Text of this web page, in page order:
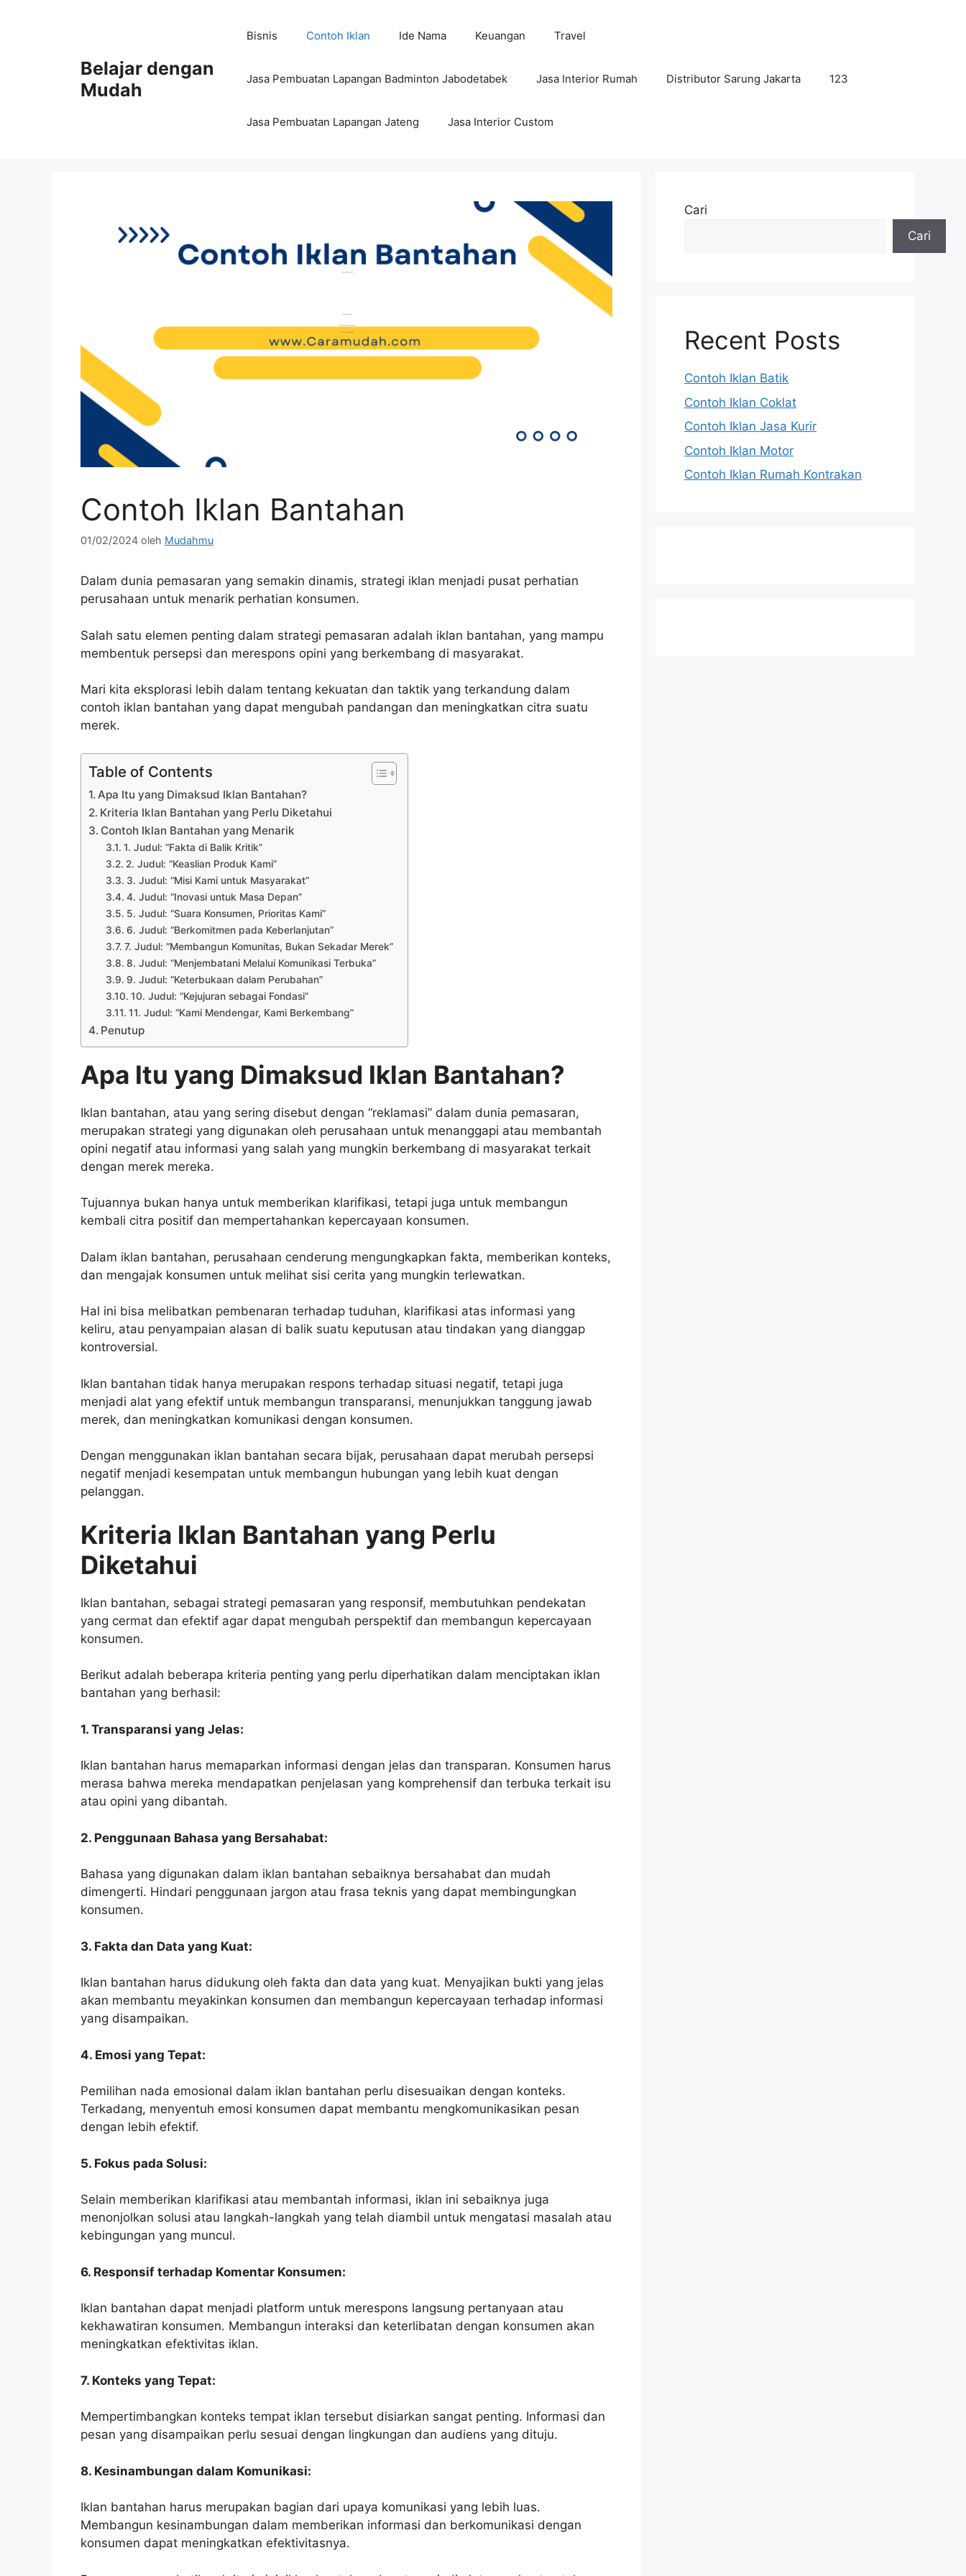
Belajar dengan
Mudah
Bisnis Contoh Iklan Ide Nama Keuangan Travel
Jasa Pembuatan Lapangan Badminton Jabodetabek Jasa Interior Rumah Distributor Sarung Jakarta 123
Jasa Pembuatan Lapangan Jateng Jasa Interior Custom
Contoh Iklan Bantahan
01/02/2024 oleh Mudahmu
Dalam dunia pemasaran yang semakin dinamis, strategi iklan menjadi pusat perhatian
perusahaan untuk menarik perhatian konsumen.
Salah satu elemen penting dalam strategi pemasaran adalah iklan bantahan, yang mampu
membentuk persepsi dan merespons opini yang berkembang di masyarakat.
Mari kita eksplorasi lebih dalam tentang kekuatan dan taktik yang terkandung dalam
contoh iklan bantahan yang dapat mengubah pandangan dan meningkatkan citra suatu
merek.
Table of Contents
Apa Itu yang Dimaksud Iklan Bantahan?
Kriteria Iklan Bantahan yang Perlu Diketahui
Contoh Iklan Bantahan yang Menarik
1. Judul: “Fakta di Balik Kritik”
2. Judul: “Keaslian Produk Kami”
3. Judul: “Misi Kami untuk Masyarakat”
4. Judul: “Inovasi untuk Masa Depan”
5. Judul: “Suara Konsumen, Prioritas Kami”
6. Judul: “Berkomitmen pada Keberlanjutan”
7. Judul: “Membangun Komunitas, Bukan Sekadar Merek”
8. Judul: “Menjembatani Melalui Komunikasi Terbuka”
9. Judul: “Keterbukaan dalam Perubahan”
10. Judul: “Kejujuran sebagai Fondasi”
11. Judul: “Kami Mendengar, Kami Berkembang”
Penutup
Apa Itu yang Dimaksud Iklan Bantahan?
Iklan bantahan, atau yang sering disebut dengan “reklamasi” dalam dunia pemasaran,
merupakan strategi yang digunakan oleh perusahaan untuk menanggapi atau membantah
opini negatif atau informasi yang salah yang mungkin berkembang di masyarakat terkait
dengan merek mereka.
Tujuannya bukan hanya untuk memberikan klarifikasi, tetapi juga untuk membangun
kembali citra positif dan mempertahankan kepercayaan konsumen.
Dalam iklan bantahan, perusahaan cenderung mengungkapkan fakta, memberikan konteks,
dan mengajak konsumen untuk melihat sisi cerita yang mungkin terlewatkan.
Hal ini bisa melibatkan pembenaran terhadap tuduhan, klarifikasi atas informasi yang
keliru, atau penyampaian alasan di balik suatu keputusan atau tindakan yang dianggap
kontroversial.
Iklan bantahan tidak hanya merupakan respons terhadap situasi negatif, tetapi juga
menjadi alat yang efektif untuk membangun transparansi, menunjukkan tanggung jawab
merek, dan meningkatkan komunikasi dengan konsumen.
Dengan menggunakan iklan bantahan secara bijak, perusahaan dapat merubah persepsi
negatif menjadi kesempatan untuk membangun hubungan yang lebih kuat dengan
pelanggan.
Kriteria Iklan Bantahan yang Perlu
Diketahui
Iklan bantahan, sebagai strategi pemasaran yang responsif, membutuhkan pendekatan
yang cermat dan efektif agar dapat mengubah perspektif dan membangun kepercayaan
konsumen.
Berikut adalah beberapa kriteria penting yang perlu diperhatikan dalam menciptakan iklan
bantahan yang berhasil:
1. Transparansi yang Jelas:
Iklan bantahan harus memaparkan informasi dengan jelas dan transparan. Konsumen harus
merasa bahwa mereka mendapatkan penjelasan yang komprehensif dan terbuka terkait isu
atau opini yang dibantah.
2. Penggunaan Bahasa yang Bersahabat:
Bahasa yang digunakan dalam iklan bantahan sebaiknya bersahabat dan mudah
dimengerti. Hindari penggunaan jargon atau frasa teknis yang dapat membingungkan
konsumen.
3. Fakta dan Data yang Kuat:
Iklan bantahan harus didukung oleh fakta dan data yang kuat. Menyajikan bukti yang jelas
akan membantu meyakinkan konsumen dan membangun kepercayaan terhadap informasi
yang disampaikan.
4. Emosi yang Tepat:
Pemilihan nada emosional dalam iklan bantahan perlu disesuaikan dengan konteks.
Terkadang, menyentuh emosi konsumen dapat membantu mengkomunikasikan pesan
dengan lebih efektif.
5. Fokus pada Solusi:
Selain memberikan klarifikasi atau membantah informasi, iklan ini sebaiknya juga
menonjolkan solusi atau langkah-langkah yang telah diambil untuk mengatasi masalah atau
kebingungan yang muncul.
6. Responsif terhadap Komentar Konsumen:
Iklan bantahan dapat menjadi platform untuk merespons langsung pertanyaan atau
kekhawatiran konsumen. Membangun interaksi dan keterlibatan dengan konsumen akan
meningkatkan efektivitas iklan.
7. Konteks yang Tepat:
Mempertimbangkan konteks tempat iklan tersebut disiarkan sangat penting. Informasi dan
pesan yang disampaikan perlu sesuai dengan lingkungan dan audiens yang dituju.
8. Kesinambungan dalam Komunikasi:
Iklan bantahan harus merupakan bagian dari upaya komunikasi yang lebih luas.
Membangun kesinambungan dalam memberikan informasi dan berkomunikasi dengan
konsumen dapat meningkatkan efektivitasnya.
Cari
Cari
Recent Posts
Contoh Iklan Batik
Contoh Iklan Coklat
Contoh Iklan Jasa Kurir
Contoh Iklan Motor
Contoh Iklan Rumah Kontrakan